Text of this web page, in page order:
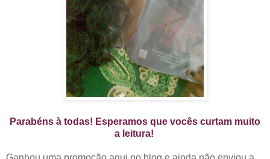
Parabéns à todas! Esperamos que vocês curtam muito
a leitura!